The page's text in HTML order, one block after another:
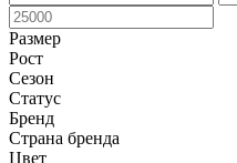
Размер
Рост
Сезон
Статус
Бренд
Страна бренда
Цвет